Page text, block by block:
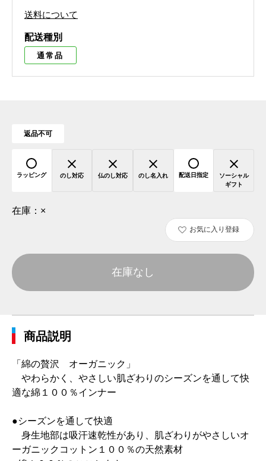
送料について
配送種別
通常品
返品不可
ラッピング のし対応 仏のし対応 のし名入れ 配送日指定
ソーシャル
ギフト
在庫： ×
お気に入り登録
在庫なし
商品説明
「綿の贅沢 オーガニック」
やわらかく、やさしい肌ざわりのシーズンを通して快
適な綿１００％インナー
●シーズンを通して快適
身生地部は吸汗速乾性があり、肌ざわりがやさしいオ
ーガニックコットン１００％の天然素材